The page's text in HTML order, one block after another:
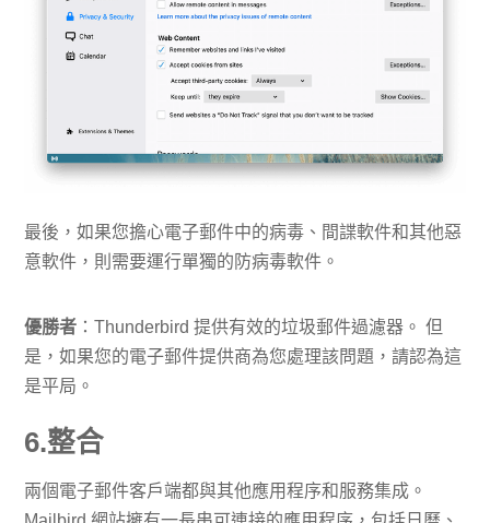
最後，如果您擔心電子郵件中的病毒、間諜軟件和其他惡
意軟件，則需要運行單獨的防病毒軟件。
優勝者 ：Thunderbird 提供有效的垃圾郵件過濾器。 但
是，如果您的電子郵件提供商為您處理該問題，請認為這
是平局。
6.整合
兩個電子郵件客戶端都與其他應用程序和服務集成。